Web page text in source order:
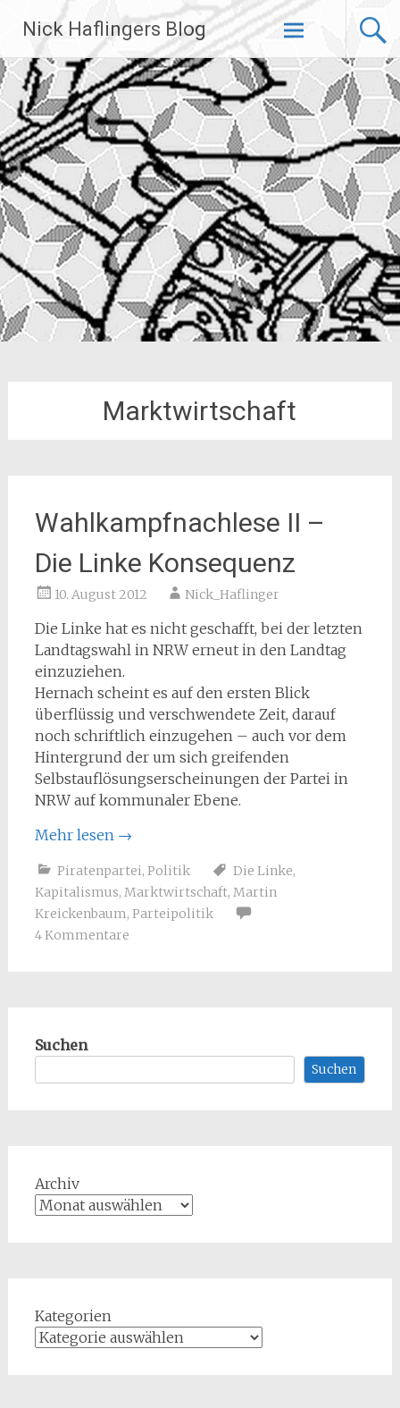
Inhalt
springen
Nick Haflingers Blog
Marktwirtschaft
Wahlkampfnachlese II –
Die Linke Konsequenz
10. August 2012 Nick_Haflinger
Die Linke hat es nicht geschafft, bei der letzten
Landtagswahl in NRW erneut in den Landtag
einzuziehen.
Hernach scheint es auf den ersten Blick
überflüssig und verschwendete Zeit, darauf
noch schriftlich einzugehen – auch vor dem
Hintergrund der um sich greifenden
Selbstauflösungserscheinungen der Partei in
NRW auf kommunaler Ebene.
Mehr lesen →
Piratenpartei, Politik Die Linke,
Kapitalismus, Marktwirtschaft, Martin
Kreickenbaum, Parteipolitik
4 Kommentare
Suchen
Suchen
Archiv
Kategorien